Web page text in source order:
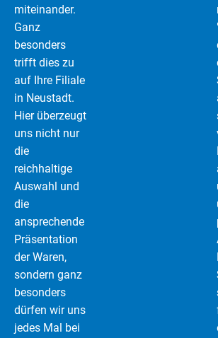
miteinander.
Ganz
besonders
trifft dies zu
auf Ihre Filiale
in Neustadt.
Hier überzeugt
uns nicht nur
die
reichhaltige
Auswahl und
die
ansprechende
Präsentation
der Waren,
sondern ganz
besonders
dürfen wir uns
jedes Mal bei